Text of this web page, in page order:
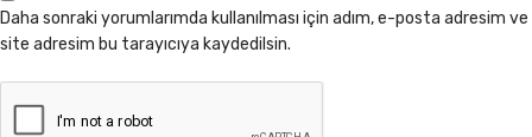
Daha sonraki yorumlarımda kullanılması için adım, e-posta adresim ve
site adresim bu tarayıcıya kaydedilsin.